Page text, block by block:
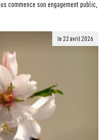
commence son engagement public,
le 22 avril 2026